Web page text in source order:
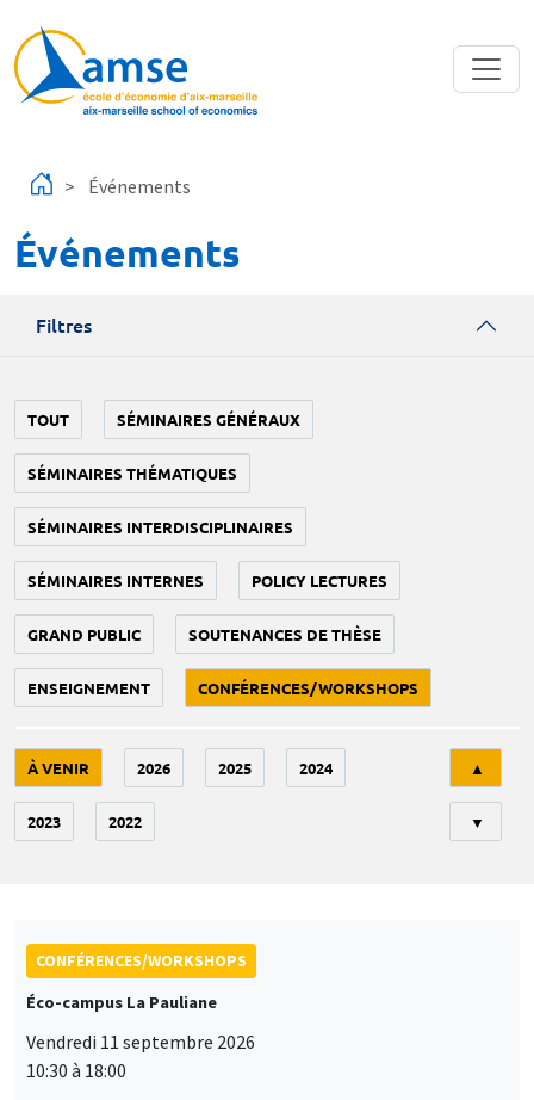
Événements
Événements
Filtres
TOUT SÉMINAIRES GÉNÉRAUX
SÉMINAIRES THÉMATIQUES
SÉMINAIRES INTERDISCIPLINAIRES
SÉMINAIRES INTERNES POLICY LECTURES
GRAND PUBLIC SOUTENANCES DE THÈSE
ENSEIGNEMENT CONFÉRENCES/WORKSHOPS
À VENIR 2026 2025 2024
2023 2022
▲
▼
CONFÉRENCES/WORKSHOPS
Éco-campus La Pauliane
Vendredi 11 septembre 2026
10:30 à 18:00